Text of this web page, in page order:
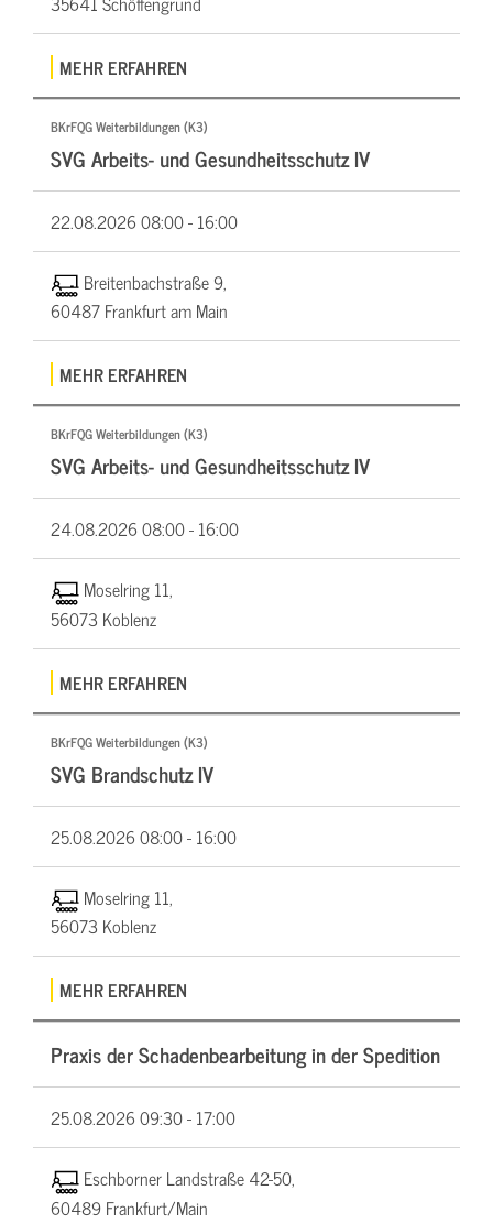
MEHR ERFAHREN
BKrFQG Weiterbildungen (K3)
SVG Arbeits- und Gesundheitsschutz IV
22.08.202608:00 - 16:00
Breitenbachstraße 9,
60487 Frankfurt am Main
MEHR ERFAHREN
BKrFQG Weiterbildungen (K3)
SVG Arbeits- und Gesundheitsschutz IV
24.08.202608:00 - 16:00
Moselring 11,
56073 Koblenz
MEHR ERFAHREN
BKrFQG Weiterbildungen (K3)
SVG Brandschutz IV
25.08.202608:00 - 16:00
Moselring 11,
56073 Koblenz
MEHR ERFAHREN
Praxis der Schadenbearbeitung in der Spedition
25.08.202609:30 - 17:00
Eschborner Landstraße 42-50,
60489 Frankfurt/Main